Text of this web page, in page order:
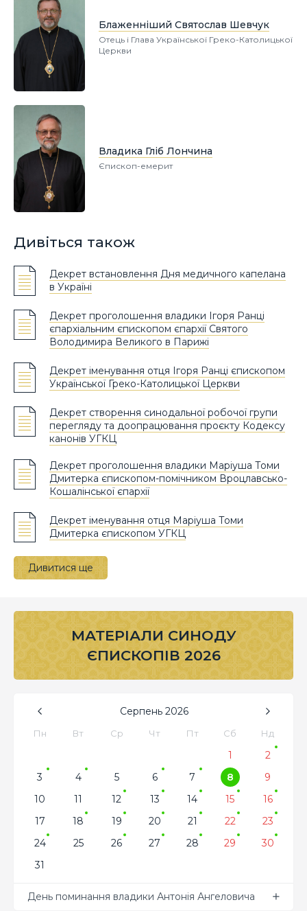
Блаженніший Святослав Шевчук
Отець і Глава Української Греко-Католицької
Церкви
Владика Гліб Лончина
Єпископ-емерит
Дивіться також
Декрет встановлення Дня медичного капелана
в Україні
Декрет проголошення владики Ігоря Ранці
єпархіальним єпископом єпархії Святого
Володимира Великого в Парижі
Декрет іменування отця Ігоря Ранці єпископом
Української Греко-Католицької Церкви
Декрет створення синодальної робочої групи
перегляду та доопрацювання проєкту Кодексу
канонів УГКЦ
Декрет проголошення владики Маріуша Томи
Дмитерка єпископом-помічником Вроцлавсько-
Кошалінської єпархії
Декрет іменування отця Маріуша Томи
Дмитерка єпископом УГКЦ
Дивитися ще
МАТЕРІАЛИ СИНОДУ
ЄПИСКОПІВ 2026
Серпень 2026
Пн Вт Ср Чт Пт Сб Нд
1
2
3
4 5 6 7 8
9
10
11 12 13 14 15
16
17
18 19 20 21 22
23
24
25 26 27 28 29
30
31
День поминання владики Антонія Ангеловича